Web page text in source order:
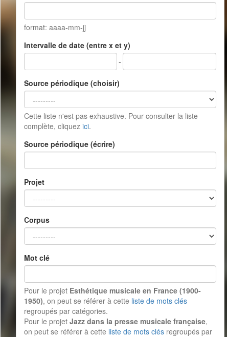
format: aaaa-mm-jj
Intervalle de date (entre x et y)
-
Source périodique (choisir)
Cette liste n'est pas exhaustive. Pour consulter la liste
complète, cliquez ici.
Source périodique (écrire)
Projet
Corpus
Mot clé
Pour le projet Esthétique musicale en France (1900-
1950), on peut se référer à cette liste de mots clés
regroupés par catégories.
Pour le projet Jazz dans la presse musicale française,
on peut se référer à cette liste de mots clés regroupés par